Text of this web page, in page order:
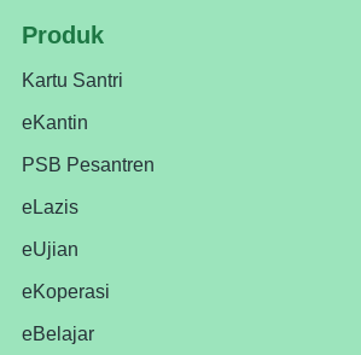
Produk
Kartu Santri
eKantin
PSB Pesantren
eLazis
eUjian
eKoperasi
eBelajar